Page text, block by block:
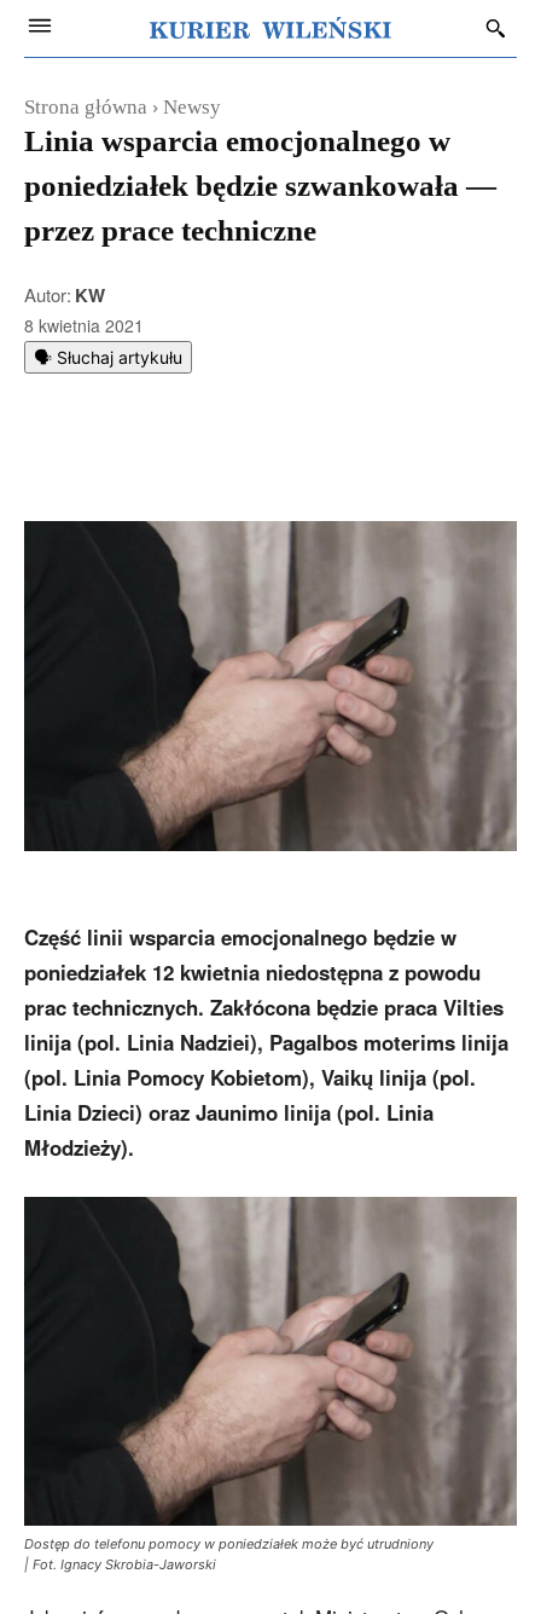
Strona główna Newsy
Linia wsparcia emocjonalnego w
poniedziałek będzie szwankowała —
przez prace techniczne
Autor: KW
8 kwietnia 2021
🗣️ Słuchaj artykułu
Część linii wsparcia emocjonalnego będzie w
poniedziałek 12 kwietnia niedostępna z powodu
prac technicznych. Zakłócona będzie praca Vilties
linija (pol. Linia Nadziei), Pagalbos moterims linija
(pol. Linia Pomocy Kobietom), Vaikų linija (pol.
Linia Dzieci) oraz Jaunimo linija (pol. Linia
Młodzieży).
Dostęp do telefonu pomocy w poniedziałek może być utrudniony
| Fot. Ignacy Skrobia-Jaworski